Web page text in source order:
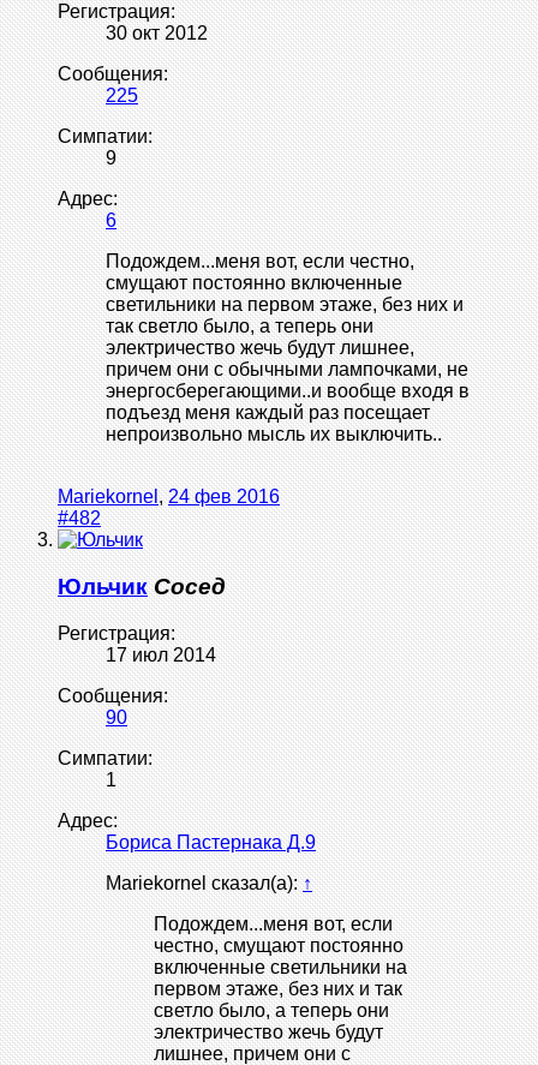
Регистрация:
30 окт 2012
Сообщения:
225
Симпатии:
9
Адрес:
6
Подождем...меня вот, если честно,
смущают постоянно включенные
светильники на первом этаже, без них и
так светло было, а теперь они
электричество жечь будут лишнее,
причем они с обычными лампочками, не
энергосберегающими..и вообще входя в
подъезд меня каждый раз посещает
непроизвольно мысль их выключить..
Mariekornel , 24 фев 2016
#482
Юльчик Сосед
Регистрация:
17 июл 2014
Сообщения:
90
Симпатии:
1
Адрес:
Бориса Пастернака Д.9
Mariekornel сказал(а): ↑
Подождем...меня вот, если
честно, смущают постоянно
включенные светильники на
первом этаже, без них и так
светло было, а теперь они
электричество жечь будут
лишнее, причем они с